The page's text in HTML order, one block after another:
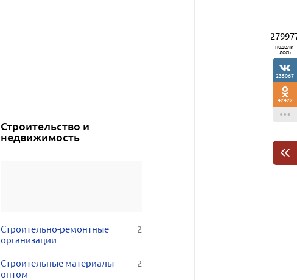
Строительство и
недвижимость
Строительно-ремонтные
организации
2
Строительные материалы
оптом
2
подели-
лось
235067
42422